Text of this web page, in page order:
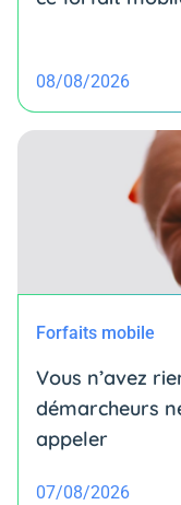
08/08/2026
Forfaits mobile
Vous n’avez
démarcheurs
appeler
07/08/2026